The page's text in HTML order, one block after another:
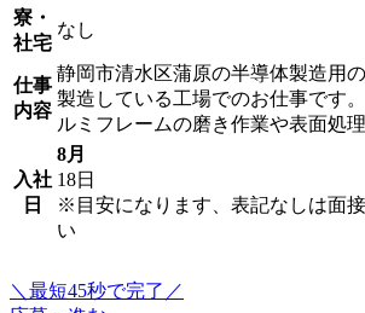
寮・
社宅
なし
仕事
内容
静岡市清水区蒲原の半導体製造用
製造している工場でのお仕事です
ルミフレームの磨き作業や表面処
入社
日
8月
18日
※目安になります、表記なしは面
い
＼最短45秒で完了／